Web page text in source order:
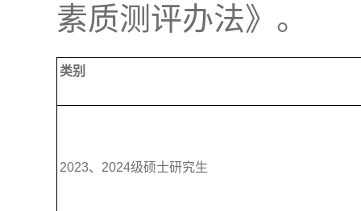
素质测评办法》。
类别
2023、2024级硕士研究生